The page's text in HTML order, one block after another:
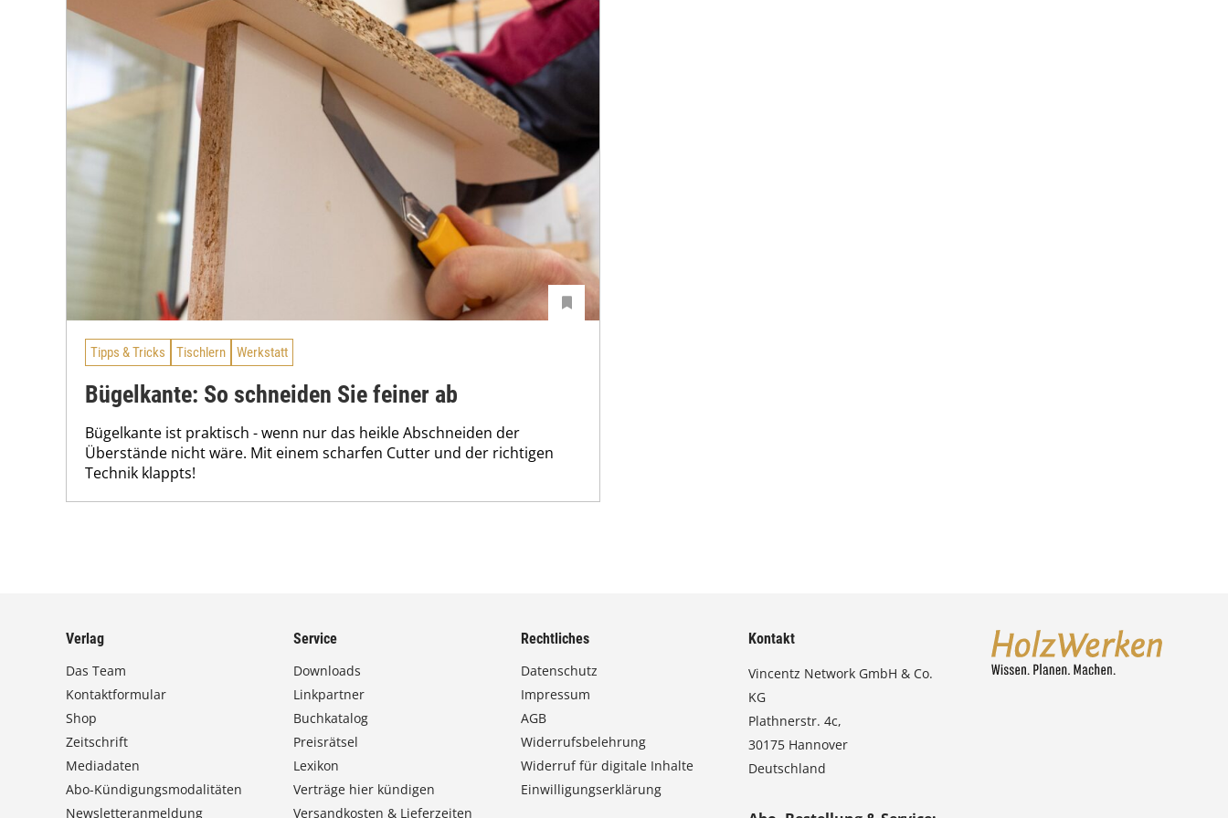
Tipps & Tricks Tischlern Werkstatt
Bügelkante: So schneiden Sie feiner ab
Bügelkante ist praktisch - wenn nur das heikle Abschneiden der
Überstände nicht wäre. Mit einem scharfen Cutter und der richtigen
Technik klappts!
Verlag
Das Team
Kontaktformular
Shop
Zeitschrift
Mediadaten
Abo-Kündigungsmodalitäten
Newsletteranmeldung
Service
Downloads
Linkpartner
Buchkatalog
Preisrätsel
Lexikon
Verträge hier kündigen
Versandkosten & Lieferzeiten
Rechtliches
Datenschutz
Impressum
AGB
Widerrufsbelehrung
Widerruf für digitale Inhalte
Einwilligungserklärung
Kontakt
Vincentz Network GmbH & Co.
KG
Plathnerstr. 4c,
30175 Hannover
Deutschland